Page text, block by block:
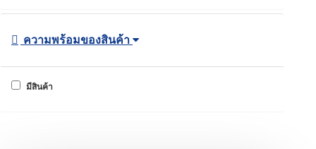
ความพร้อมของสินค้า
มีสินค้า